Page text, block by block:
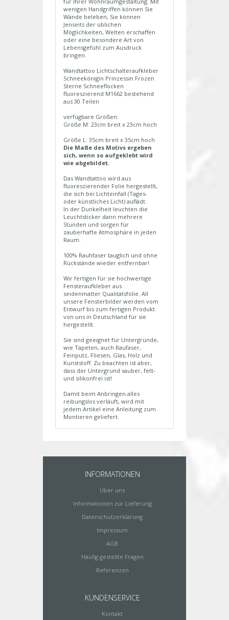
wenigen Handgriffen können Sie
Wände beleben, Sie können
Jenseits der üblichen
Möglichkeiten, Welten erschaffen
oder eine besondere Art von
Lebensgefühl zum Ausdruck
bringen.
Wandtattoo Lichtschalteraufkleber
Schneekönigin Prinzessin Frozen
Sterne Schneeflocken
fluoreszierend M1662 bestehend
aus 30 Teilen
verfügbare Größen:
Größe M: 23cm breit x 23cm hoch
Größe L: 35cm breit x 35cm hoch
Die Maße des Motivs ergeben
sich, wenn so aufgeklebt wird
wie abgebildet.
Das Wandtattoo wird aus
fluoreszierender Folie hergestellt,
die sich bei Lichteinfall (Tages-
oder künstliches Licht) auflädt.
In der Dunkelheit leuchten die
Leuchtsticker dann mehrere
Stunden und sorgen für
zauberhafte Atmosphäre in jeden
Raum.
100% Rauhfaser tauglich und ohne
Rückstände wieder entfernbar!
Wir fertigen für sie hochwertige
Fensteraufkleber aus
seidenmatter Qualitätsfolie. All
unsere Fensterbilder werden vom
Entwurf bis zum fertigen Produkt
von uns in Deutschland für sie
hergestellt.
Sie sind geeignet für Untergründe,
wie Tapeten, auch Raufaser,
Feinputz, Fliesen, Glas, Holz und
Kunststoff. Zu beachten ist aber,
dass der Untergrund sauber, fett-
und silikonfrei ist!
Damit beim Anbringen alles
reibungslos verläuft, wird mit
jedem Artikel eine Anleitung zum
Montieren geliefert.
INFORMATIONEN
Über uns
Informationen zur Lieferung
Datenschutzerklärung
Impressum
AGB
Häufig gestellte Fragen
Referenzen
KUNDENSERVICE
Kontakt